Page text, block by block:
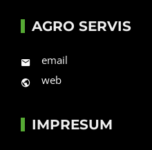
AGRO SERVIS
email
web
IMPRESUM